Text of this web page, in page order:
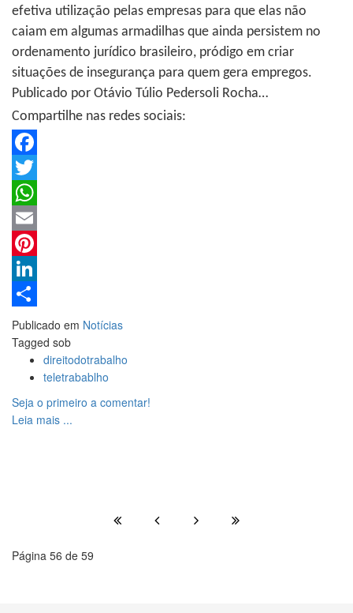
efetiva utilização pelas empresas para que elas não
caiam em algumas armadilhas que ainda persistem no
ordenamento jurídico brasileiro, pródigo em criar
situações de insegurança para quem gera empregos.
Publicado por Otávio Túlio Pedersoli Rocha…
Compartilhe nas redes sociais:
Facebook
Twitter
WhatsApp
Email
Pinterest
LinkedIn
Share
Publicado em Notícias
Tagged sob
direitodotrabalho
teletrabablho
Seja o primeiro a comentar!
Leia mais ...
Página 56 de 59